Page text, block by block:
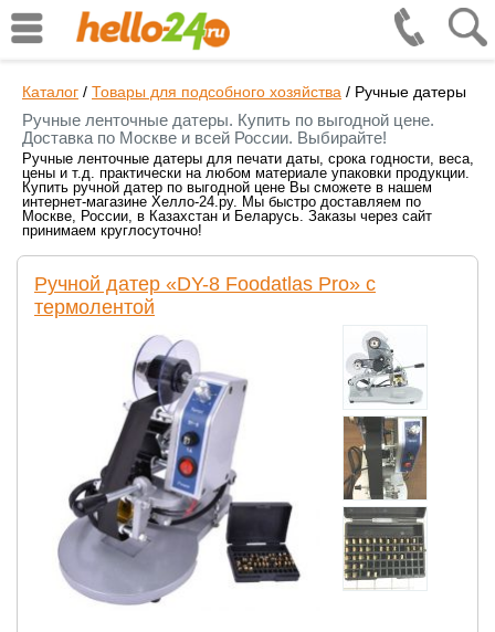
Каталог / Товары для подсобного хозяйства / Ручные датеры
Ручные ленточные датеры. Купить по выгодной цене.
Доставка по Москве и всей России. Выбирайте!
Ручные ленточные датеры для печати даты, срока годности, веса,
цены и т.д. практически на любом материале упаковки продукции.
Купить ручной датер по выгодной цене Вы сможете в нашем
интернет-магазине Хелло-24.ру. Мы быстро доставляем по
Москве, России, в Казахстан и Беларусь. Заказы через сайт
принимаем круглосуточно!
Ручной датер «DY-8 Foodatlas Pro» с
термолентой